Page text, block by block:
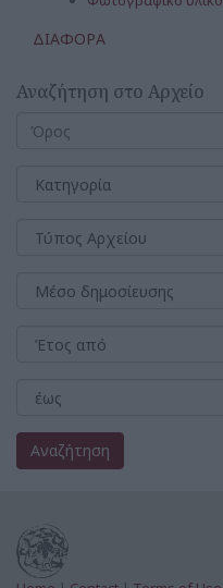
ΔΙΑΦΟΡΑ
Αναζήτηση στο Αρχείο
Αναζήτηση